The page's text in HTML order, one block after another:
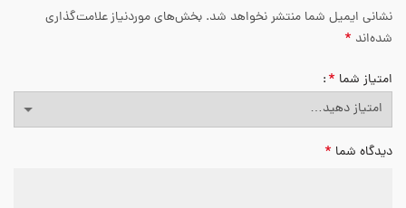
نشانی ایمیل شما منتشر نخواهد شد. بخش‌های موردنیاز علامت‌گذاری
شده‌اند *
امتیاز شما *
دیدگاه شما *